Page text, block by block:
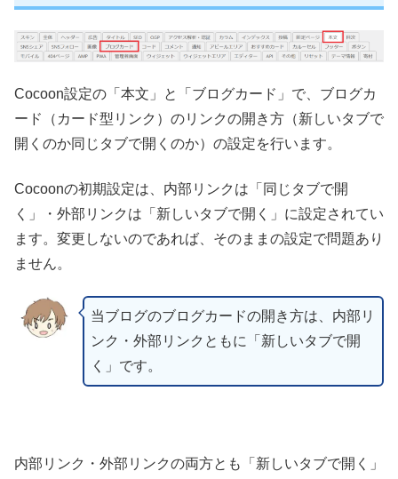
Cocoon設定の「本文」と「ブログカード」で、ブログカ
ード（カード型リンク）のリンクの開き方（新しいタブで
開くのか同じタブで開くのか）の設定を行います。
Cocoonの初期設定は、内部リンクは「同じタブで開
く」・外部リンクは「新しいタブで開く」に設定されてい
ます。変更しないのであれば、そのままの設定で問題あり
ません。
当ブログのブログカードの開き方は、内部リ
ンク・外部リンクともに「新しいタブで開
く」です。
内部リンク・外部リンクの両方とも「新しいタブで開く」